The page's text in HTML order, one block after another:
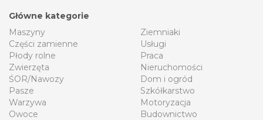
Główne kategorie
Maszyny
Części zamienne
Płody rolne
Zwierzęta
ŚOR/Nawozy
Pasze
Warzywa
Owoce
Ziemniaki
Usługi
Praca
Nieruchomości
Dom i ogród
Szkółkarstwo
Motoryzacja
Budownictwo